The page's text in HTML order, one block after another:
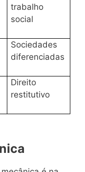
trabalho
social
Sociedades
diferenciadas
Direito
restitutivo